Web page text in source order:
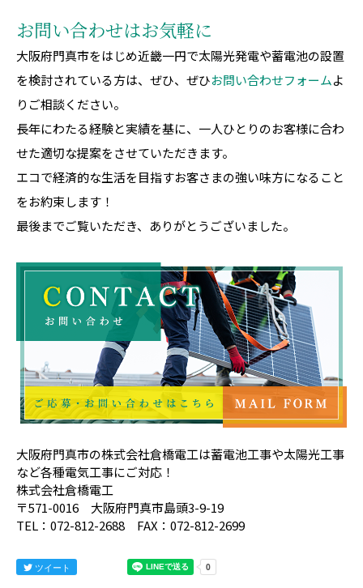
お問い合わせはお気軽に
大阪府門真市をはじめ近畿一円で太陽光発電や蓄電池の設置
を検討されている方は、ぜひ、ぜひお問い合わせフォームよ
りご相談ください。
長年にわたる経験と実績を基に、一人ひとりのお客様に合わ
せた適切な提案をさせていただきます。
エコで経済的な生活を目指すお客さまの強い味方になること
をお約束します！
最後までご覧いただき、ありがとうございました。
大阪府門真市の株式会社倉橋電工は蓄電池工事や太陽光工事
など各種電気工事にご対応！
株式会社倉橋電工
〒571-0016 大阪府門真市島頭3-9-19
TEL：072-812-2688 FAX：072-812-2699
ツイート